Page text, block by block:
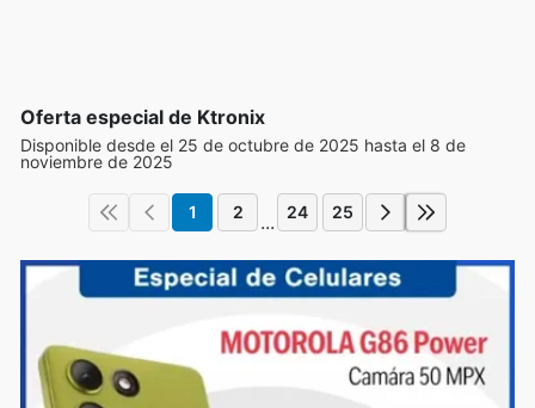
Oferta especial de Ktronix
Disponible desde el 25 de octubre de 2025 hasta el 8 de
noviembre de 2025
1 2 ... 24 25